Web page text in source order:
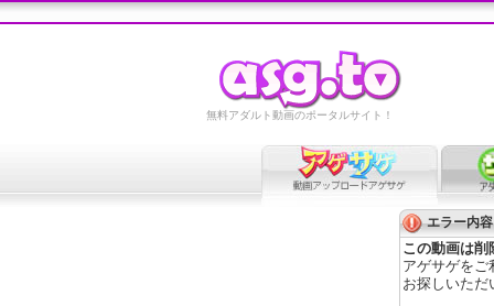
無料アダルト動画のポータルサイト！
エラー内容
この動画は削
アゲサゲをご
お探しいただ